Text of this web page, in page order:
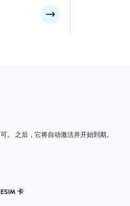
。 之后，它将自动激活并开始到期。
卡